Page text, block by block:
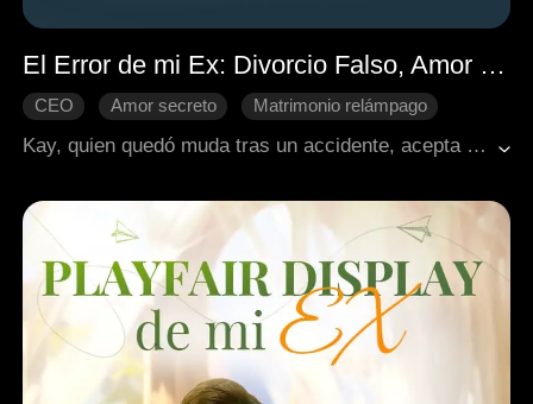
El Error de mi Ex: Divorcio Falso, Amor Real
CEO Amor secreto
Matrimonio relámpago
El amor nace con el tiempo
Romance moderno
Kay, quien quedó muda tras un accidente, acepta el "divorcio falso" que pide su esposo para complacer a su amante. Pero ella ya no lo ama. Cuando el millonario Nathan regresa para pedirle matrimonio, el exesposo se muere de arrepentimiento, pero ya es demasiado tarde.